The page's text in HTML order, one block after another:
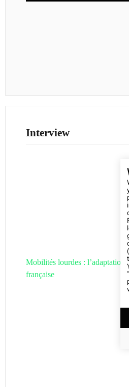
Interview
Mobilités lourdes : l’adaptation
française